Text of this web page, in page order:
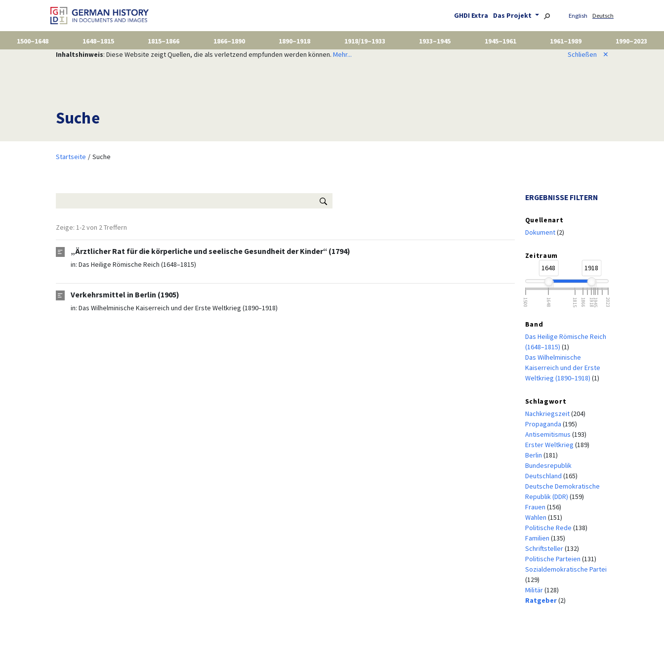
GHDI Extra Das Projekt English Deutsch
1500–1648 1648–1815 1815–1866 1866–1890 1890–1918 1918/19–1933 1933–1945 1945–1961 1961–1989
1990–2023
Inhaltshinweis: Diese Website zeigt Quellen, die als verletzend empfunden werden können. Mehr... Schließen ✕
Suche
Startseite Suche
Zeige: 1-2 von 2 Treffern
„Ärztlicher Rat für die körperliche und seelische Gesundheit der Kinder“ (1794)
in: Das Heilige Römische Reich (1648–1815)
Verkehrsmittel in Berlin (1905)
in: Das Wilhelminische Kaiserreich und der Erste Weltkrieg (1890–1918)
ERGEBNISSE FILTERN
Quellenart
Dokument(2)
Zeitraum
1648
1918
1500 1648 1815 1866 19181945 2023
Band
Das Heilige Römische Reich
(1648–1815) (1)
Das Wilhelminische
Kaiserreich und der Erste
Weltkrieg (1890–1918) (1)
Schlagwort
Nachkriegszeit(204)
Propaganda (195)
Antisemitismus (193)
Erster Weltkrieg (189)
Berlin (181)
Bundesrepublik
Deutschland (165)
Deutsche Demokratische
Republik (DDR) (159)
Frauen (156)
Wahlen (151)
Politische Rede (138)
Familien (135)
Schriftsteller(132)
Politische Parteien (131)
Sozialdemokratische Partei
(129)
Militär(128)
Ratgeber(2)